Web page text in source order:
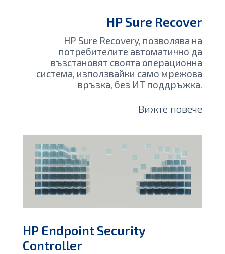
HP Sure Recover
HP Sure Recovery, позволява на
потребителите автоматично да
възстановят своята операционна
система, използвайки само мрежова
връзка, без ИТ поддръжка.
Вижте повече
HP Endpoint Security
Controller